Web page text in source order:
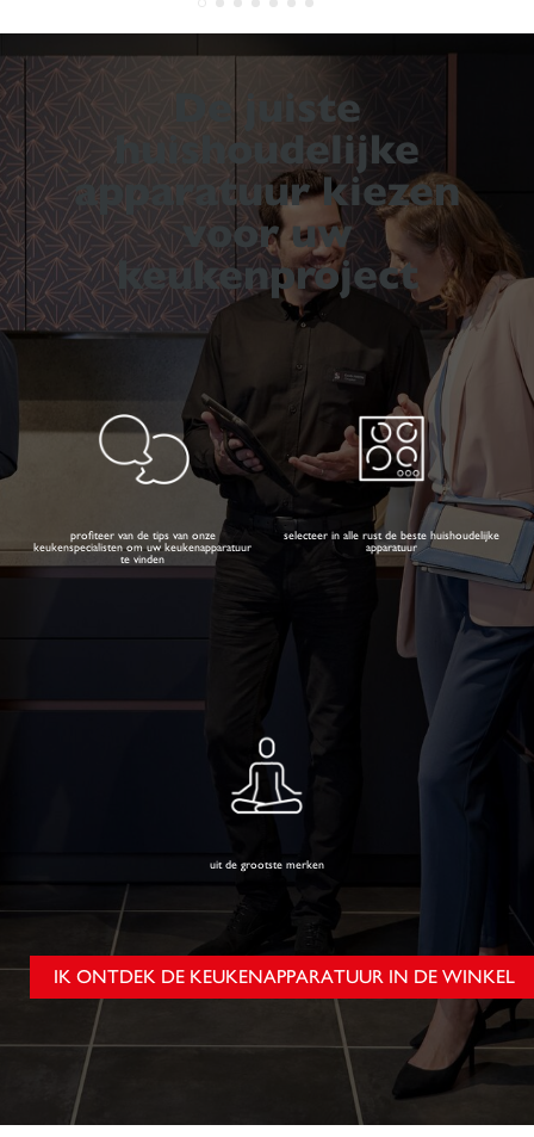
De juiste
huishoudelijke
apparatuur kiezen
voor uw
keukenproject
profiteer van de tips van onze
keukenspecialisten om uw keukenapparatuur
te vinden
selecteer in alle rust de beste huishoudelijke
apparatuur
uit de grootste merken
IK ONTDEK DE KEUKENAPPARATUUR IN DE WINKEL